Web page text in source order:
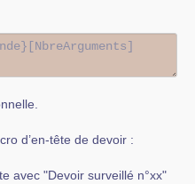
d’en-tête de devoir :
avec "Devoir surveillé n°xx"